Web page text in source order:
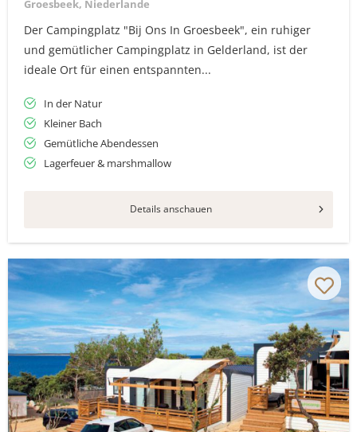
Groesbeek, Niederlande
Der Campingplatz "Bij Ons In Groesbeek", ein ruhiger
und gemütlicher Campingplatz in Gelderland, ist der
ideale Ort für einen entspannten...
In der Natur
Kleiner Bach
Gemütliche Abendessen
Lagerfeuer & marshmallow
Details anschauen